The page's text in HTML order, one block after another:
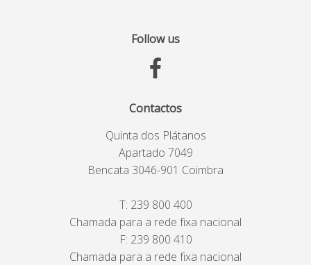
Follow us
Contactos
Quinta dos Plátanos
Apartado 7049
Bencata 3046-901 Coimbra
T: 239 800 400
Chamada para a rede fixa nacional
F: 239 800 410
Chamada para a rede fixa nacional